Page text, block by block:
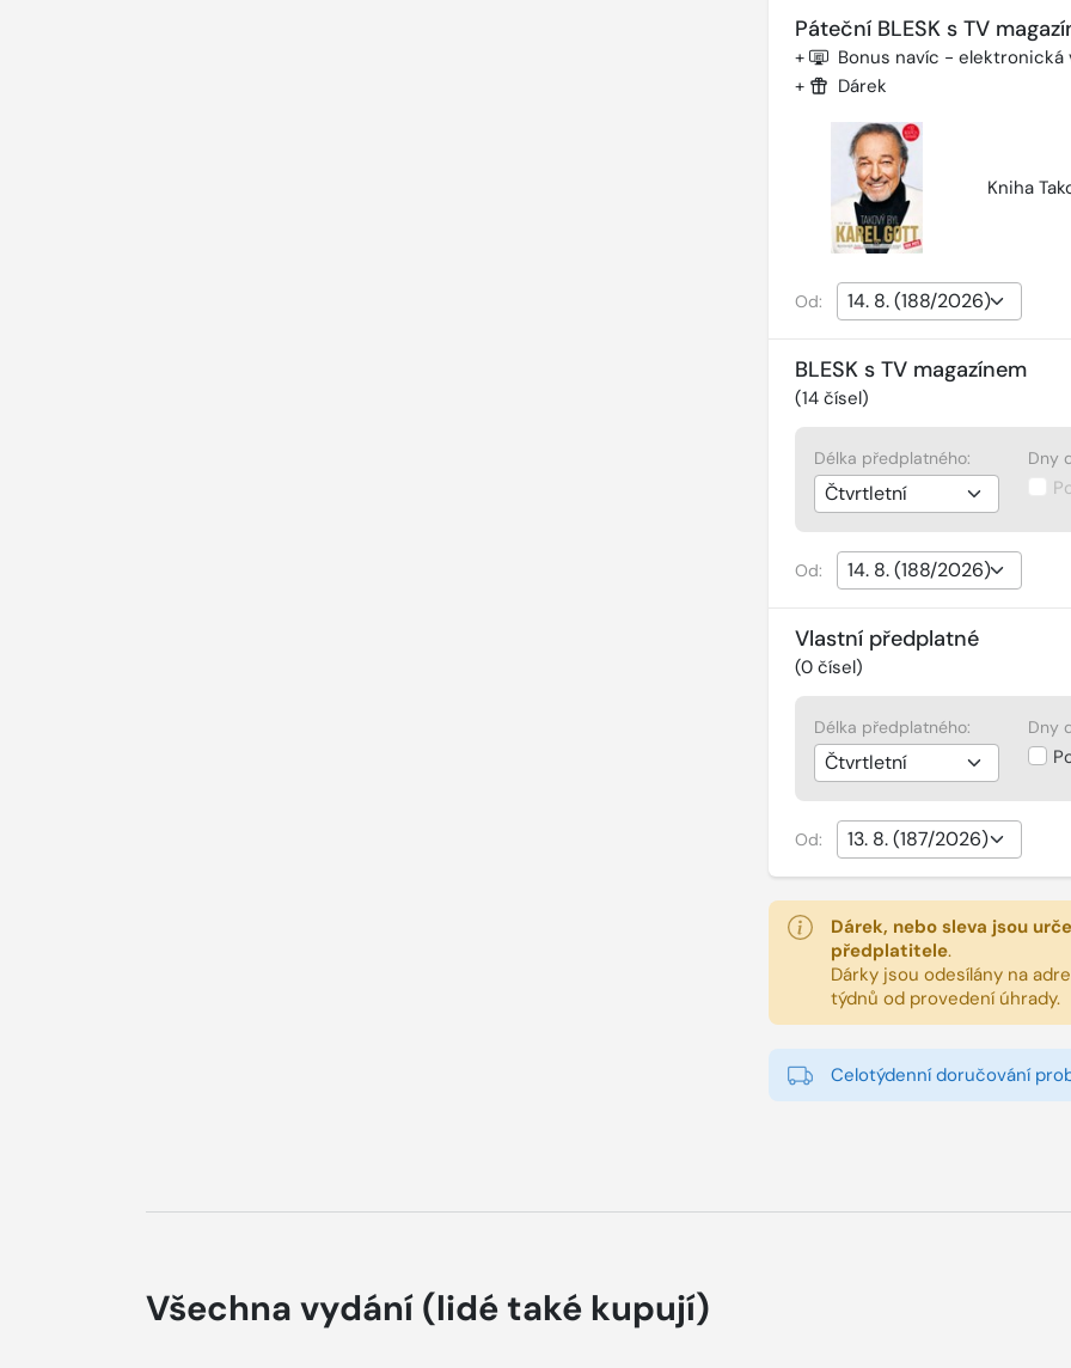
Páteční BLESK s TV
+ Bonus navíc - elektronická
+ Dárek
Kniha
Od:
BLESK s TV magazínem
(14čísel)
Délka předplatného: Dny
Od:
Vlastní předplatné
(0čísel)
Délka předplatného: Dny
Od:
Dárek, nebo sleva jsou
předplatitele.
Dárky jsou odesílány na
týdnů od provedení úhrady.
Celotýdenní doručování
Všechna vydání (lidé také kupují)